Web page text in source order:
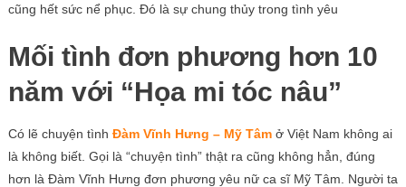
cũng hết sức nể phục. Đó là sự chung thủy trong tình yêu
Mối tình đơn phương hơn 10
năm với “Họa mi tóc nâu”
Có lẽ chuyện tình Đàm Vĩnh Hưng – Mỹ Tâmở Việt Nam không ai
là không biết. Gọi là “chuyện tình” thật ra cũng không hẳn, đúng
hơn là Đàm Vĩnh Hưng đơn phương yêu nữ ca sĩ Mỹ Tâm. Người ta